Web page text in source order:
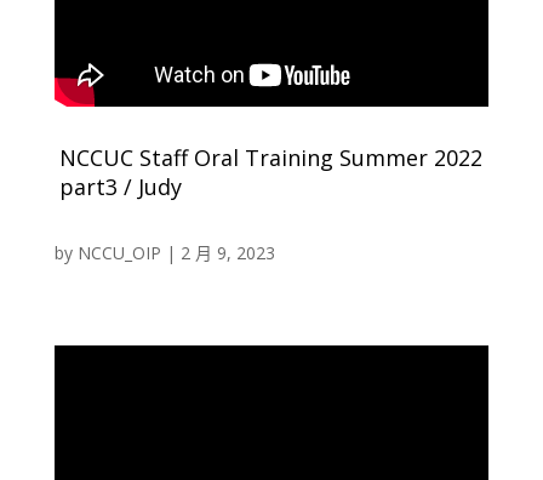
NCCUC Staff Oral Training Summer 2022
part3 / Judy
by NCCU_OIP | 2 月 9, 2023